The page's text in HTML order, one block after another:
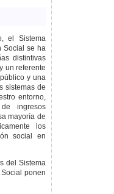
el Sistema
Social se ha
distintivas
un referente
y una
sistemas de
entorno,
ingresos
mayoría de
los
social en
del Sistema
ponen